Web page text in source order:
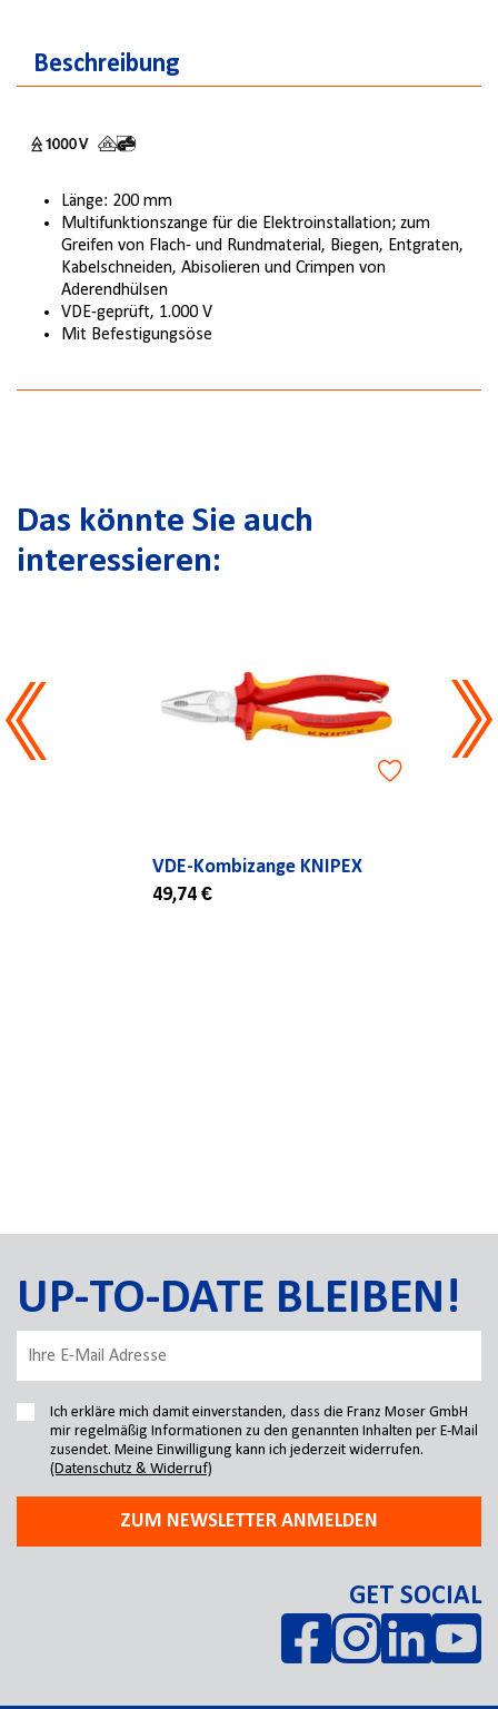
Beschreibung
Länge: 200 mm
Multifunktionszange für die Elektroinstallation; zum
Greifen von Flach- und Rundmaterial, Biegen, Entgraten,
Kabelschneiden, Abisolieren und Crimpen von
Aderendhülsen
VDE-geprüft, 1.000 V
Mit Befestigungsöse
Das könnte Sie auch
interessieren:
VDE-Kombizange KNIPEX
49,74 €
UP-TO-DATE BLEIBEN!
Ich erkläre mich damit einverstanden, dass die Franz Moser GmbH
mir regelmäßig Informationen zu den genannten Inhalten per E-Mail
zusendet. Meine Einwilligung kann ich jederzeit widerrufen.
(Datenschutz & Widerruf)
ZUM NEWSLETTER ANMELDEN
GET SOCIAL